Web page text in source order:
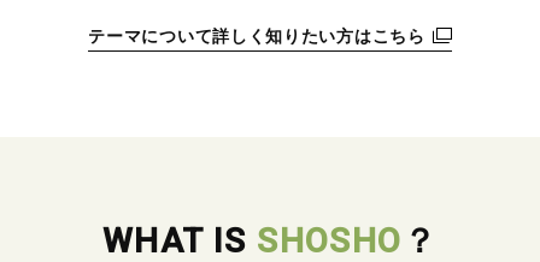
テーマについて詳しく知りたい方はこちら
WHAT IS SHOSHO ？